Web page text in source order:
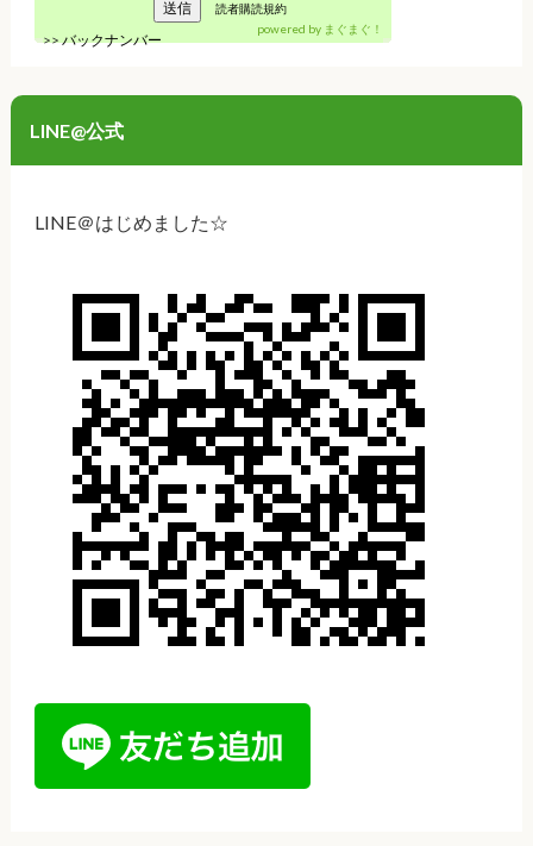
読者購読規約
>>バックナンバー
powered by まぐまぐ！
LINE@公式
LINE＠はじめました☆